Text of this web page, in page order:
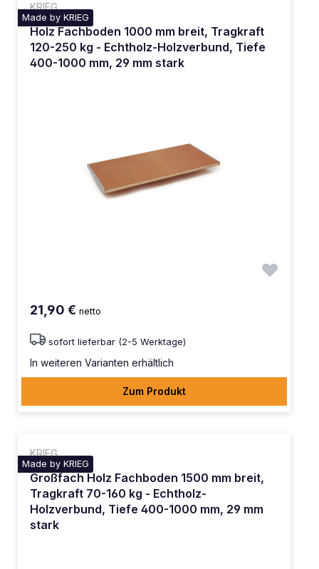
KRIEG
Made by KRIEG
Holz Fachboden 1000 mm breit, Tragkraft
120-250 kg - Echtholz-Holzverbund, Tiefe
400-1000 mm, 29 mm stark
21,90 € netto
sofort lieferbar (2-5 Werktage)
In weiteren Varianten erhältlich
Zum Produkt
KRIEG
Made by KRIEG
Großfach Holz Fachboden 1500 mm breit,
Tragkraft 70-160 kg - Echtholz-
Holzverbund, Tiefe 400-1000 mm, 29 mm
stark